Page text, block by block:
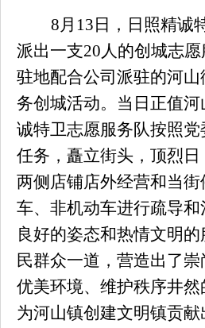
8 月 13 日，日照精诚
派出一支20 人的创城志
驻地配合公司派驻的河
务创城活动。当日正值
诚特卫志愿服务队按照
任务，矗立街头，顶烈
两侧店铺店外经营和当
车、非机动车进行疏导
良好的姿态和热情文明
民群众一道，营造出了
优美环境、维护秩序井然
为河山镇创建文明镇贡